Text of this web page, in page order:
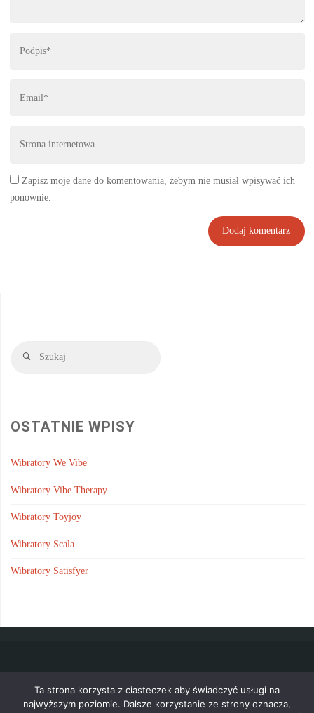
Zapisz moje dane do komentowania, żebym nie musiał wpisywać ich
ponownie.
Szukaj
OSTATNIE WPISY
Wibratory We Vibe
Wibratory Vibe Therapy
Wibratory Toyjoy
Wibratory Scala
Wibratory Satisfyer
Wszystkie porady znajdziesz w mapie strony .
Ta strona korzysta z ciasteczek aby świadczyć usługi na
najwyższym poziomie. Dalsze korzystanie ze strony oznacza,